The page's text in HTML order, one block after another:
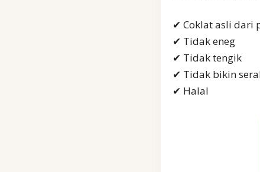
✔ Coklat asli dari
✔ Tidak eneg
✔ Tidak tengik
✔ Tidak bikin
✔ Halal